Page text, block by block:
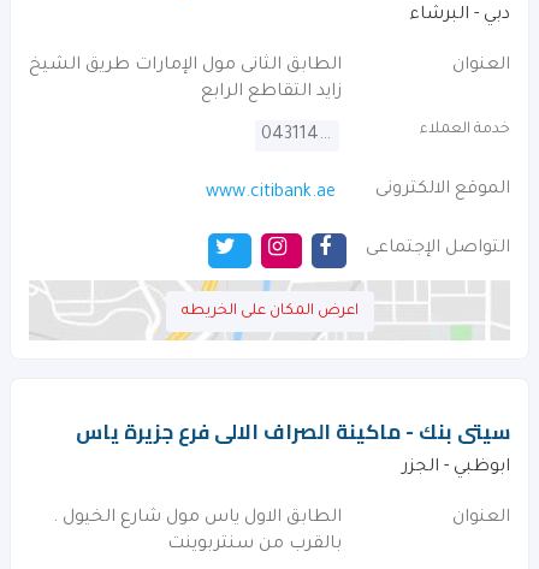
دبي - البرشاء
العنوان
الطابق الثانى مول الإمارات طريق الشيخ
زايد التقاطع الرابع
خدمة العملاء 043114000
الموقع الالكترونى www.citibank.ae
التواصل الإجتماعى
اعرض المكان على الخريطه
سيتى بنك - ماكينة الصراف الالى فرع جزيرة ياس
ابوظبي - الجزر
العنوان
الطابق الاول ياس مول شارع الخيول .
بالقرب من سنتربوينت